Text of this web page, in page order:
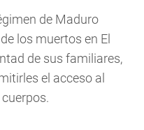
de Maduro
los muertos en El
de sus familiares,
el acceso al